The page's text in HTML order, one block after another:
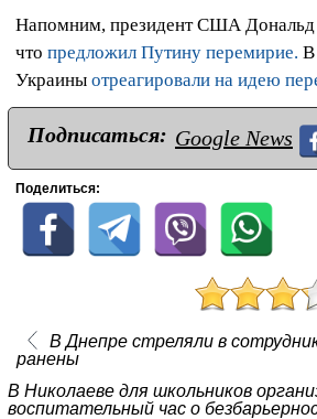
Напомним, президент США Дональд
что предложил Путину перемирие.
Украины отреагировали на идею
Подписаться: Google News
Поделиться:
В Днепре стреляли в
ранены
В Николаеве для школьников
воспитательный час о